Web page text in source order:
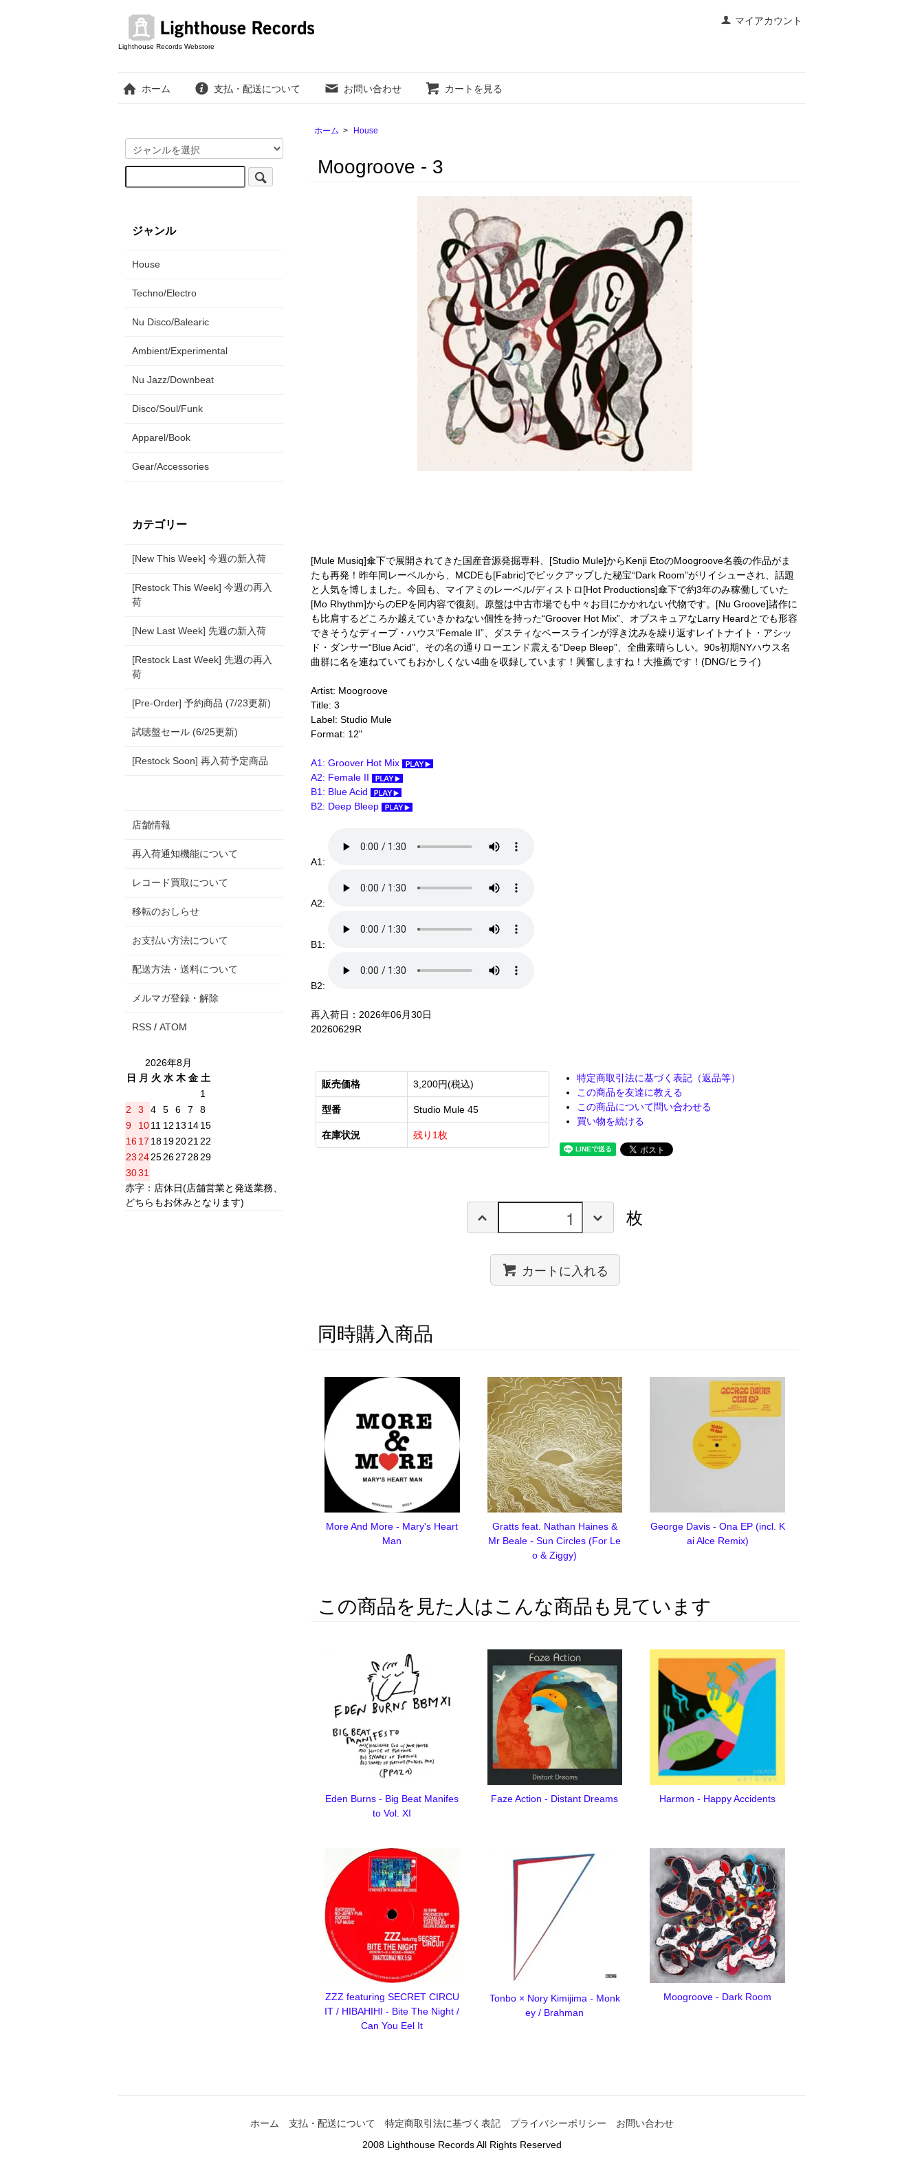
マイアカウント
Lighthouse Records Webstore
ホーム 支払・配送について お問い合わせ カートを見る
ホーム > House
Moogroove - 3
[Mule Musiq]傘下で展開されてきた国産音源発掘専科、[Studio Mule]からKenji EtoのMoogroove名義の作品がま
たも再発！昨年同レーベルから、MCDEも[Fabric]でピックアップした秘宝“Dark Room”がリイシューされ、話題
と人気を博しました。今回も、マイアミのレーベル/ディストロ[Hot Productions]傘下で約3年のみ稼働していた
[Mo Rhythm]からのEPを同内容で復刻。原盤は中古市場でも中々お目にかかれない代物です。[Nu Groove]諸作に
も比肩するどころか越えていきかねない個性を持った“Groover Hot Mix”、オブスキュアなLarry Heardとでも形容
できそうなディープ・ハウス“Female II”、ダスティなベースラインが浮き沈みを繰り返すレイトナイト・アシッ
ド・ダンサー“Blue Acid”、その名の通りローエンド震える“Deep Bleep”、全曲素晴らしい。90s初期NYハウス名
曲群に名を連ねていてもおかしくない4曲を収録しています！興奮しますね！大推薦です！(DNG/ヒライ)
Artist: Moogroove
Title: 3
Label: Studio Mule
Format: 12"
A1: Groover Hot Mix
A2: Female II
B1: Blue Acid
B2: Deep Bleep
A1:
A2:
B1:
B2:
再入荷日：2026年06月30日
20260629R
販売価格 3,200円(税込)
型番 Studio Mule 45
在庫状況 残り1枚
特定商取引法に基づく表記（返品等）
この商品を友達に教える
この商品について問い合わせる
買い物を続ける
枚
カートに入れる
同時購入商品
More And More - Mary's Heart
Man
Gratts feat. Nathan Haines &
Mr Beale - Sun Circles (For Le
o & Ziggy)
George Davis - Ona EP (incl. K
ai Alce Remix)
この商品を見た人はこんな商品も見ています
Eden Burns - Big Beat Manifes
to Vol. XI
Faze Action - Distant Dreams Harmon - Happy Accidents
ZZZ featuring SECRET CIRCU
IT / HIBAHIHI - Bite The Night /
Can You Eel It
Tonbo × Nory Kimijima - Monk
ey / Brahman
Moogroove - Dark Room
ジャンル
House
Techno/Electro
Nu Disco/Balearic
Ambient/Experimental
Nu Jazz/Downbeat
Disco/Soul/Funk
Apparel/Book
Gear/Accessories
カテゴリー
[New This Week] 今週の新入荷
[Restock This Week] 今週の再入
荷
[New Last Week] 先週の新入荷
[Restock Last Week] 先週の再入
荷
[Pre-Order] 予約商品 (7/23更新)
試聴盤セール (6/25更新)
[Restock Soon] 再入荷予定商品
店舗情報
再入荷通知機能について
レコード買取について
移転のおしらせ
お支払い方法について
配送方法・送料について
メルマガ登録・解除
RSS / ATOM
2026年8月
日
月 火 水 木 金 土
1
2
3 4 5 6 7
8
9
1011 12 13 1415
16 17 18192021 22
23 24252627 2829
3031
赤字：店休日(店舗営業と発送業務、
どちらもお休みとなります)
ホーム 支払・配送について 特定商取引法に基づく表記 プライバシーポリシー
お問い合わせ
2008 Lighthouse Records All Rights Reserved